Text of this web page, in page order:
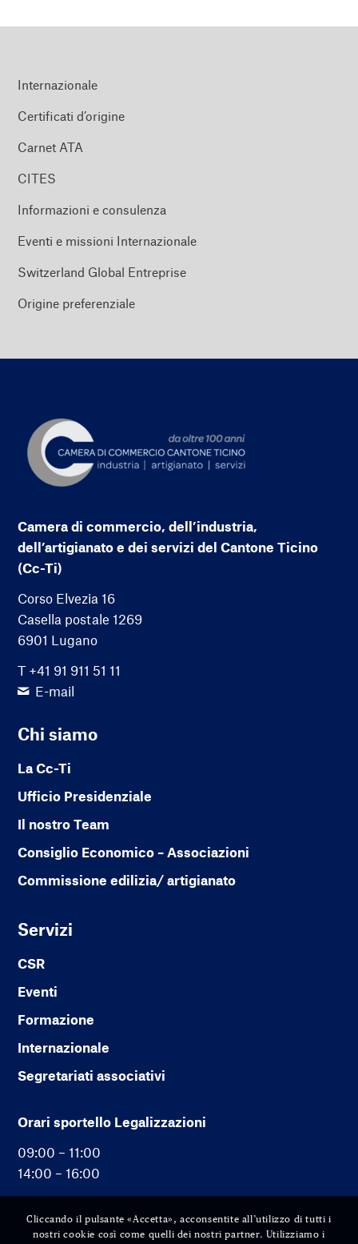
Internazionale
Certificati d’origine
Carnet ATA
CITES
Informazioni e consulenza
Eventi e missioni Internazionale
Switzerland Global Entreprise
Origine preferenziale
Camera di commercio, dell’industria,
dell’artigianato e dei servizi del Cantone Ticino
(Cc-Ti)
Corso Elvezia 16
Casella postale 1269
6901 Lugano
T +41 91 911 51 11
E-mail
Chi siamo
La Cc-Ti
Ufficio Presidenziale
Il nostro Team
Consiglio Economico – Associazioni
Commissione edilizia/ artigianato
Servizi
CSR
Eventi
Formazione
Internazionale
Segretariati associativi
Orari sportello Legalizzazioni
09:00 – 11:00
14:00 – 16:00
Cliccando il pulsante «Accetta», acconsentite all’utilizzo di tutti i
nostri cookie così come quelli dei nostri partner. Utilizziamo i